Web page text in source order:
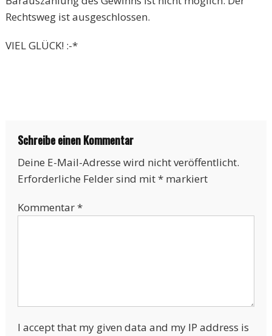
Rechtsweg ist ausgeschlossen.
VIEL GLÜCK! :-*
Schreibe einen Kommentar
Deine E-Mail-Adresse wird nicht veröffentlicht.
Erforderliche Felder sind mit*markiert
Kommentar*
I accept that my given data and my IP address is